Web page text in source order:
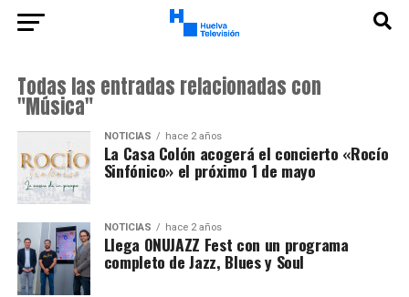
Todas las entradas relacionadas con
"Música"
NOTICIAS hace 2 años
La Casa Colón acogerá el concierto «Rocío
Sinfónico» el próximo 1 de mayo
NOTICIAS hace 2 años
Llega ONUJAZZ Fest con un programa
completo de Jazz, Blues y Soul